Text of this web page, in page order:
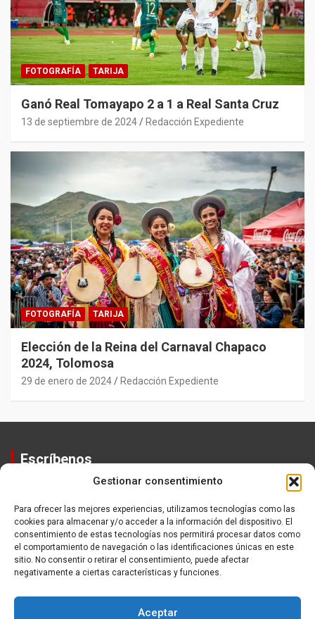
Gestionar consentimiento
Para ofrecer las mejores experiencias, utilizamos tecnologías como las
cookies para almacenar y/o acceder a la información del dispositivo. El
consentimiento de estas tecnologías nos permitirá procesar datos como
el comportamiento de navegación o las identificaciones únicas en este
sitio. No consentir o retirar el consentimiento, puede afectar
negativamente a ciertas características y funciones.
Aceptar
FOTOGRAFÍA TARIJA
Ganó Real Tomayapo 2 a 1 a Real Santa Cruz
13 de septiembre de 2024 Redacción Expediente
FOTOGRAFÍA TARIJA
Elección de la Reina del Carnaval Chapaco
2024, Tolomosa
29 de enero de 2024 Redacción Expediente
Escríbenos
Equipo
Política de Privacidad